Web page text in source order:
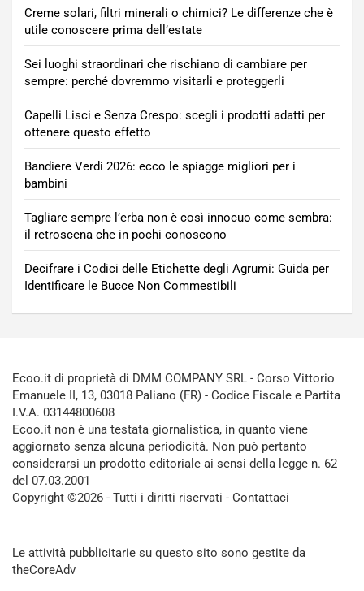
Creme solari, filtri minerali o chimici? Le differenze che è
utile conoscere prima dell’estate
Sei luoghi straordinari che rischiano di cambiare per
sempre: perché dovremmo visitarli e proteggerli
Capelli Lisci e Senza Crespo: scegli i prodotti adatti per
ottenere questo effetto
Bandiere Verdi 2026: ecco le spiagge migliori per i
bambini
Tagliare sempre l’erba non è così innocuo come sembra:
il retroscena che in pochi conoscono
Decifrare i Codici delle Etichette degli Agrumi: Guida per
Identificare le Bucce Non Commestibili
Ecoo.it di proprietà di DMM COMPANY SRL - Corso Vittorio
Emanuele II, 13, 03018 Paliano (FR) - Codice Fiscale e Partita
I.V.A. 03144800608
Ecoo.it non è una testata giornalistica, in quanto viene
aggiornato senza alcuna periodicità. Non può pertanto
considerarsi un prodotto editoriale ai sensi della legge n. 62
del 07.03.2001
Copyright ©2026 - Tutti i diritti riservati - Contattaci
Le attività pubblicitarie su questo sito sono gestite da
theCoreAdv